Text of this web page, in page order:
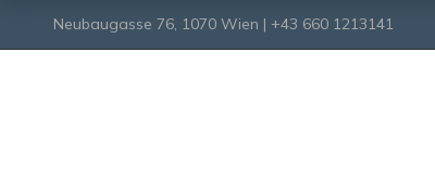
Neubaugasse 76, 1070 Wien | +43 660 1213141